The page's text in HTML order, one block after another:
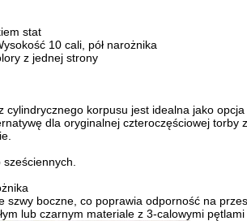
stat
10 cali, pół narożnika
z jednej strony
cylindrycznego korpusu jest idealna jako
dla oryginalnej czteroczęściowej torby
boczne, co poprawia odporność na
lub czarnym materiale z 3-calowymi pętlami